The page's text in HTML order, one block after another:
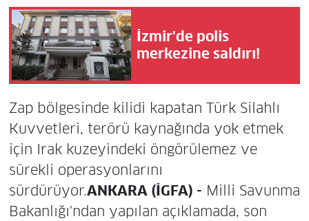
İzmir'de polis
merkezine saldırı!
Zap bölgesinde kilidi kapatan Türk Silahlı
Kuvvetleri, terörü kaynağında yok etmek
için Irak kuzeyindeki öngörülemez ve
sürekli operasyonlarını
sürdürüyor.ANKARA (İGFA) - Milli Savunma
Bakanlığı'ndan yapılan açıklamada, son